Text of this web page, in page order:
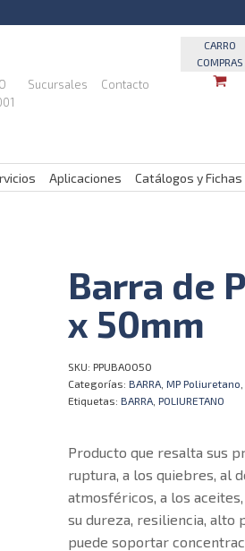
Sucursales Contacto
CARRO
COMPRAS
Aplicaciones Catálogos y Fichas
Barra de
x 50mm
SKU: PPUBA0050
Categorías: BARRA MP Poliuretano
Etiquetas: BARRA POLIURETANO
Producto que resalta sus
ruptura, a los quiebres, al
atmosféricos, a los
su dureza, resiliencia, alto
puede soportar